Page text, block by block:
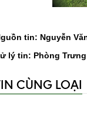
tin: Nguyễn
lý tin: Phòng
CÙNG LOẠI